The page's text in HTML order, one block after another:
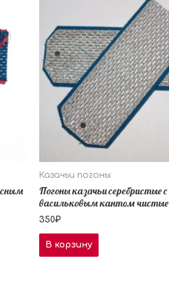
Казачьи погоны
Погоны казачьи серебристые с
васильковым кантом чистые
350₽
В корзину